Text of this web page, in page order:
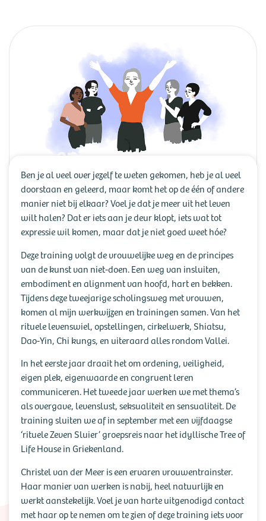
Women’s Wisdom twee-
jarige Scholingsweg
Ben je al veel over jezelf te weten gekomen, heb je al veel
doorstaan en geleerd, maar komt het op de één of andere
manier niet bij elkaar? Voel je dat je meer uit het leven
wilt halen? Dat er iets aan je deur klopt, iets wat tot
expressie wil komen, maar dat je niet goed weet hóe?
Deze training volgt de vrouwelijke weg en de principes
van de kunst van niet-doen. Een weg van insluiten,
embodiment en alignment van hoofd, hart en bekken.
Tijdens deze tweejarige scholingsweg met vrouwen,
komen al mijn werkwijzen en trainingen samen. Van het
rituele levenswiel, opstellingen, cirkelwerk, Shiatsu,
Dao-Yin, Chi kungs, en uiteraard alles rondom Vallei.
In het eerste jaar draait het om ordening, veiligheid,
eigen plek, eigenwaarde en congruent leren
communiceren. Het tweede jaar werken we met thema’s
als overgave, levenslust, seksualiteit en sensualiteit. De
training sluiten we af in september met een vijfdaagse
‘rituele Zeven Sluier’ groepsreis naar het idyllische Tree of
Life House in Griekenland.
Christel van der Meer is een ervaren vrouwentrainster.
Haar manier van werken is nabij, heel natuurlijk en
werkt aanstekelijk. Voel je van harte uitgenodigd contact
met haar op te nemen om te zien of deze training iets voor